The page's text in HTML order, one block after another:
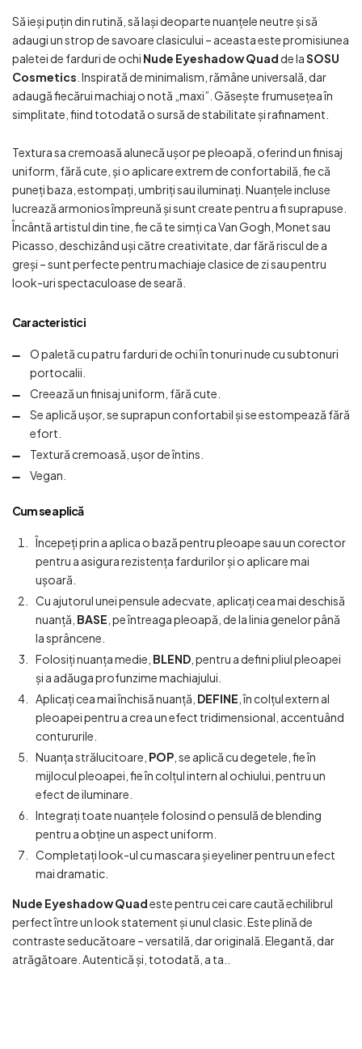
Să ieși puțin din rutină, să lași deoparte nuanțele neutre și să
adaugi un strop de savoare clasicului – aceasta este promisiunea
paletei de farduri de ochi Nude Eyeshadow Quad de laSOSU
Cosmetics . Inspirată de minimalism, rămâne universală, dar
adaugă fiecărui machiaj o notă „maxi”. Găsește frumusețea în
simplitate, fiind totodată o sursă de stabilitate și rafinament.
Textura sa cremoasă alunecă ușor pe pleoapă, oferind un finisaj
uniform, fără cute, și o aplicare extrem de confortabilă, fie că
puneți baza, estompați, umbriți sau iluminați. Nuanțele incluse
lucrează armonios împreună și sunt create pentru a fi suprapuse.
Încântă artistul din tine, fie că te simți ca Van Gogh, Monet sau
Picasso, deschizând uși către creativitate, dar fără riscul de a
greși – sunt perfecte pentru machiaje clasice de zi sau pentru
look-uri spectaculoase de seară.
Caracteristici
O paletă cu patru farduri de ochi în tonuri nude cu subtonuri
portocalii.
Creează un finisaj uniform, fără cute.
Se aplică ușor, se suprapun confortabil și se estompează fără
efort.
Textură cremoasă, ușor de întins.
Vegan.
Cum se aplică
Începeți prin a aplica o bază pentru pleoape sau un corector
pentru a asigura rezistența fardurilor și o aplicare mai
ușoară.
Cu ajutorul unei pensule adecvate, aplicați cea mai deschisă
nuanță, BASE , pe întreaga pleoapă, de la linia genelor până
la sprâncene.
Folosiți nuanța medie, BLEND , pentru a defini pliul pleoapei
și a adăuga profunzime machiajului.
Aplicați cea mai închisă nuanță, DEFINE , în colțul extern al
pleoapei pentru a crea un efect tridimensional, accentuând
contururile.
Nuanța strălucitoare, POP , se aplică cu degetele, fie în
mijlocul pleoapei, fie în colțul intern al ochiului, pentru un
efect de iluminare.
Integrați toate nuanțele folosind o pensulă de blending
pentru a obține un aspect uniform.
Completați look-ul cu mascara și eyeliner pentru un efect
mai dramatic.
Nude Eyeshadow Quadeste pentru cei care caută echilibrul
perfect între un look statement și unul clasic. Este plină de
contraste seducătoare – versatilă, dar originală. Elegantă, dar
atrăgătoare. Autentică și, totodată, a ta..